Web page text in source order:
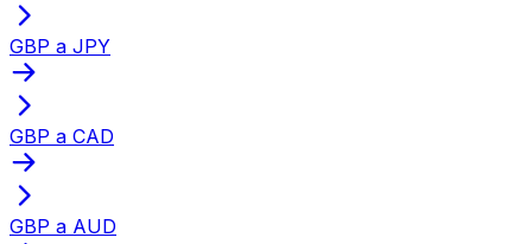
GBP a JPY
GBP a CAD
GBP a AUD